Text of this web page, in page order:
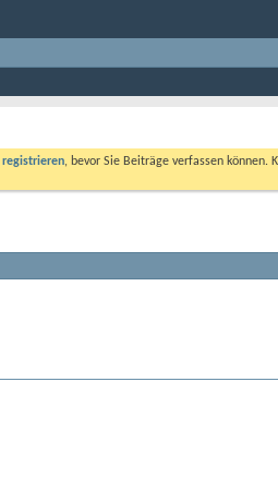
registrieren, bevor Sie Beiträge verfassen können.